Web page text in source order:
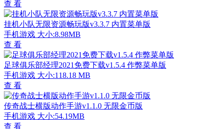
查 看
挂机小队无限资源畅玩版v3.3.7 内置菜单版
手机游戏 大小:8.98MB
查 看
足球俱乐部经理2021免费下载v1.5.4 作弊菜单版
手机游戏 大小:118.18 MB
查 看
传奇战士横版动作手游v1.1.0 无限金币版
手机游戏 大小:54.19MB
查 看